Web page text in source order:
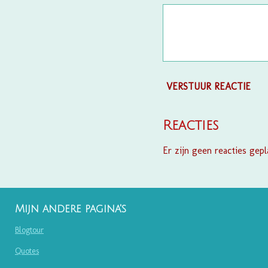
VERSTUUR REACTIE
Reacties
Er zijn geen reacties
Mijn andere pagina's
Blogtour
Quotes